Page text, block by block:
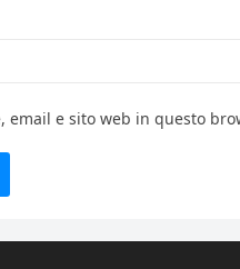
email e sito web in questo